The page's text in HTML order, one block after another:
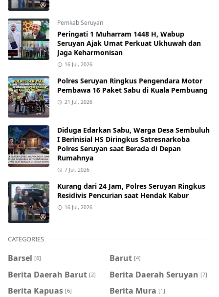
Pemkab Seruyan
Peringati 1 Muharram 1448 H, Wabup
Seruyan Ajak Umat Perkuat Ukhuwah dan
Jaga Keharmonisan
16 Jul, 2026
Polres Seruyan Ringkus Pengendara Motor
Pembawa 16 Paket Sabu di Kuala Pembuang
21 Jul, 2026
Diduga Edarkan Sabu, Warga Desa Sembuluh
I Berinisial HS Diringkus Satresnarkoba
Polres Seruyan saat Berada di Depan
Rumahnya
7 Jul, 2026
Kurang dari 24 Jam, Polres Seruyan Ringkus
Residivis Pencurian saat Hendak Kabur
16 Jul, 2026
CATEGORIES
Barsel [6] Barut [4]
Berita Daerah Barut [2] Berita Daerah Seruyan [7]
Berita Kapuas [6] Berita Mura [1]